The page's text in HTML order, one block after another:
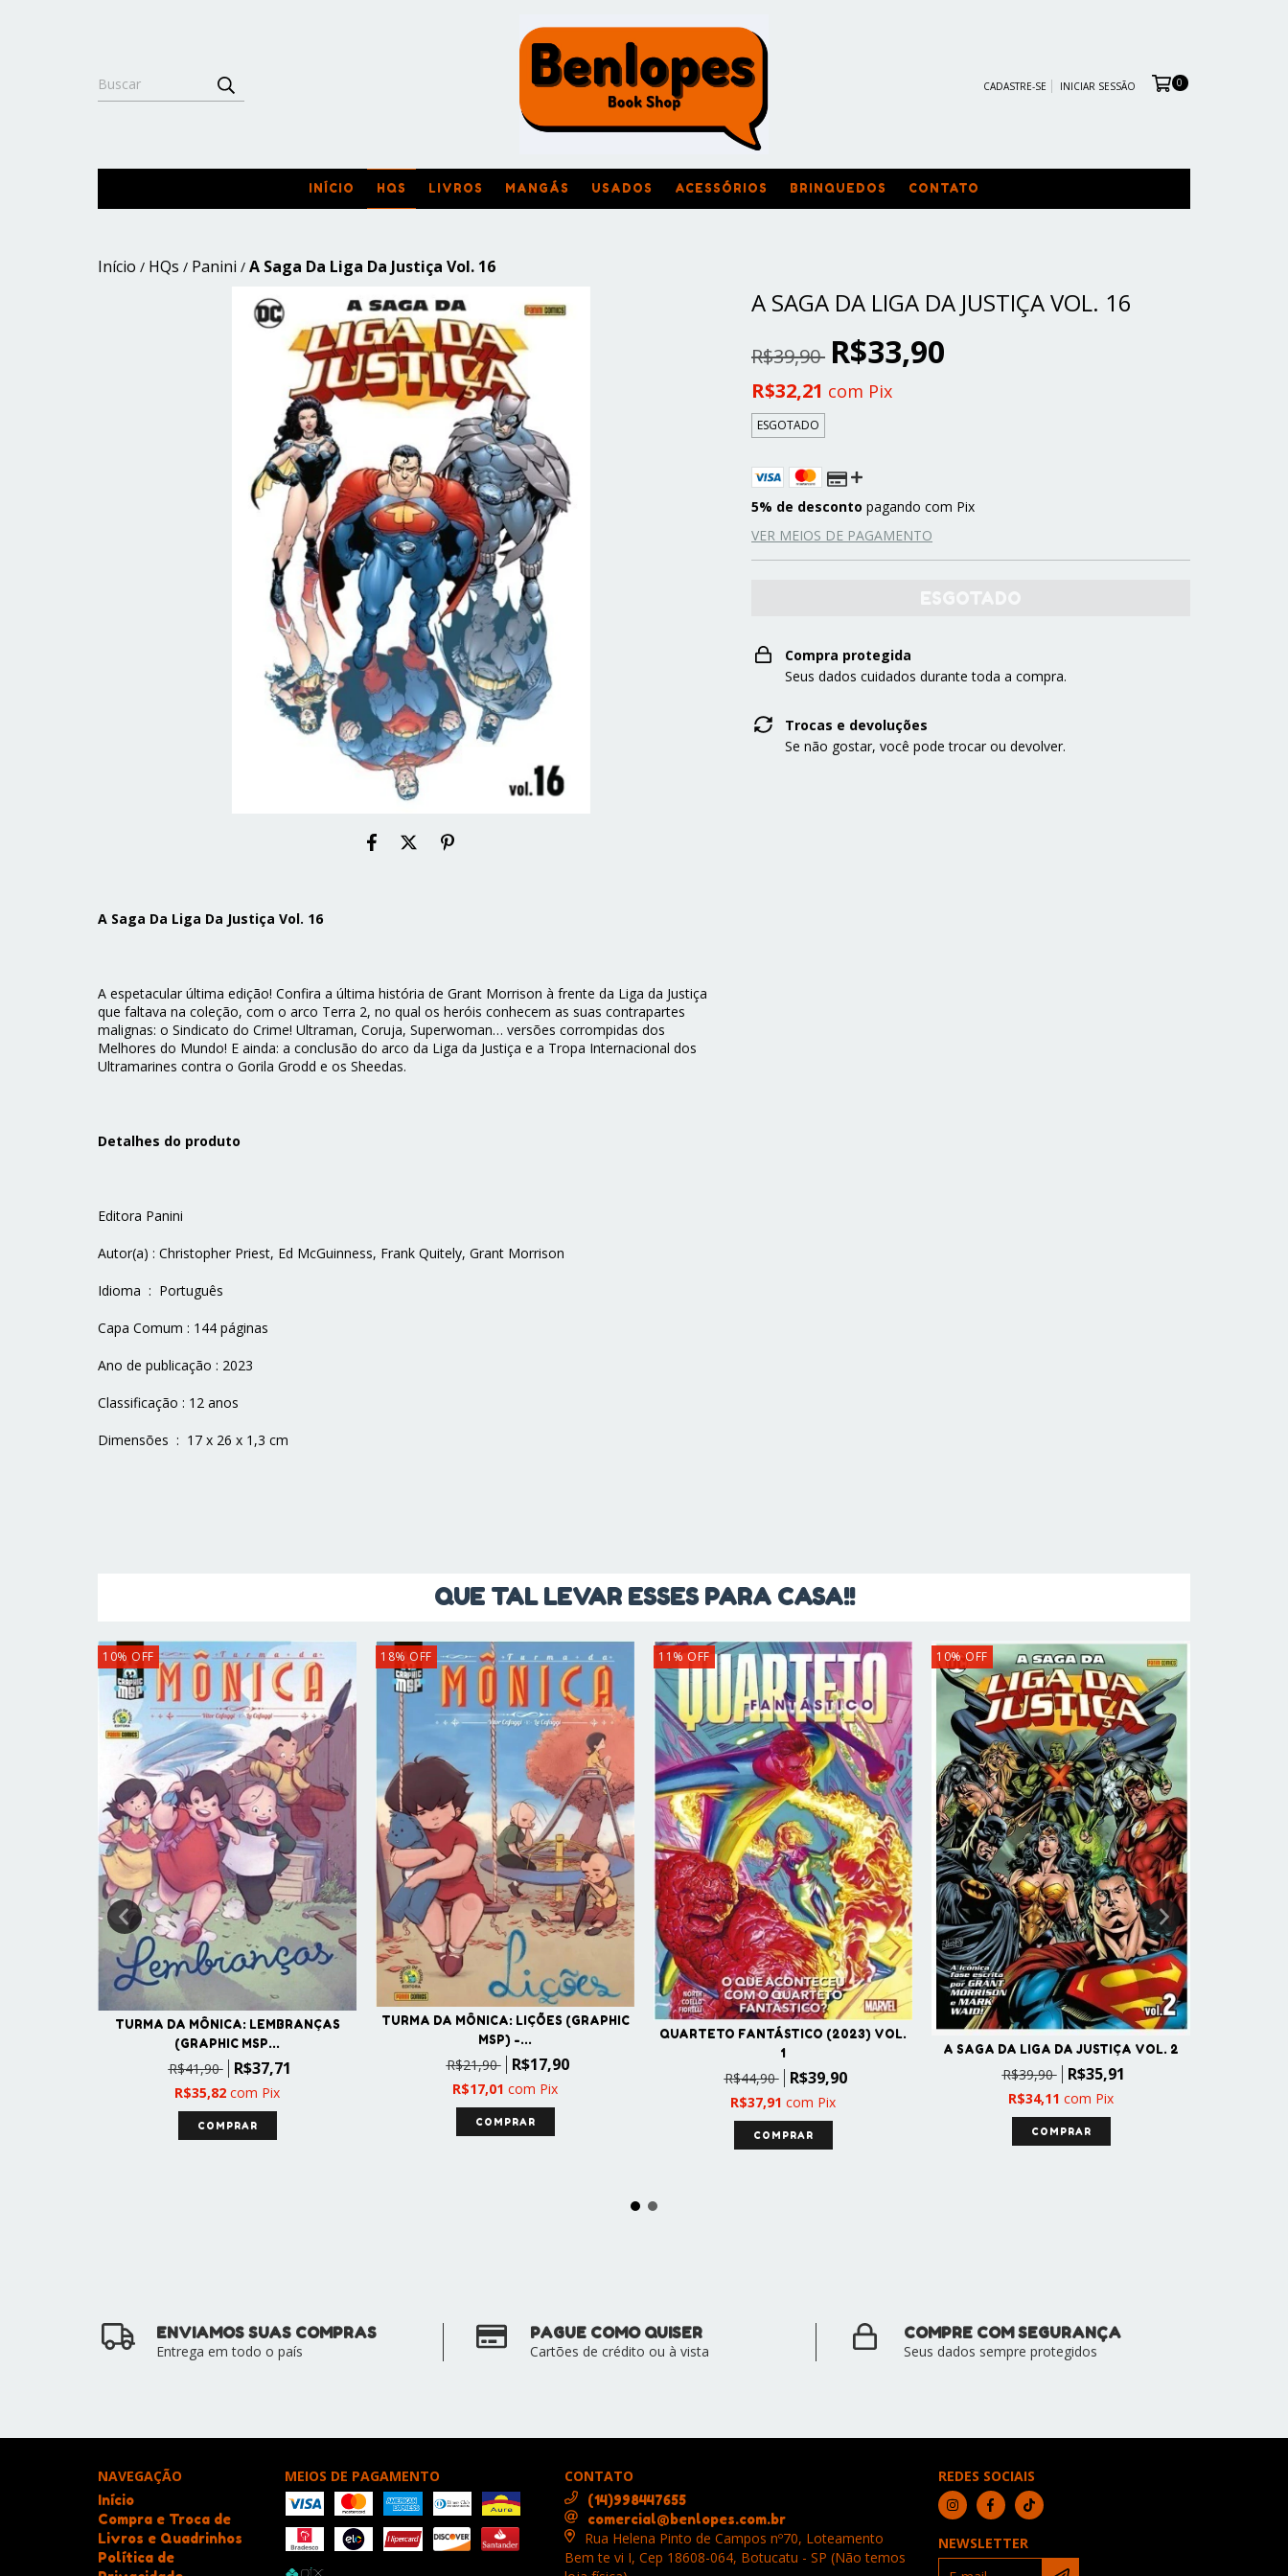
CADASTRE-SE INICIAR SESSÃO 0
INÍCIO HQS LIVROS MANGÁS USADOS ACESSÓRIOS BRINQUEDOS CONTATO
Início / HQs / Panini / A Saga Da Liga Da Justiça Vol. 16
A Saga Da Liga Da Justiça Vol. 16
A espetacular última edição! Confira a última história de Grant Morrison à frente da Liga da Justiça
que faltava na coleção, com o arco Terra 2, no qual os heróis conhecem as suas contrapartes
malignas: o Sindicato do Crime! Ultraman, Coruja, Superwoman… versões corrompidas dos
Melhores do Mundo! E ainda: a conclusão do arco da Liga da Justiça e a Tropa Internacional dos
Ultramarines contra o Gorila Grodd e os Sheedas.
Detalhes do produto
Editora Panini
Autor(a) : Christopher Priest, Ed McGuinness, Frank Quitely, Grant Morrison
Idioma ‏ : ‎ Português
Capa Comum : 144 páginas
Ano de publicação : 2023
Classificação : 12 anos
Dimensões ‏ : ‎ 17 x 26 x 1,3 cm
A SAGA DA LIGA DA JUSTIÇA VOL. 16
R$39,90 R$33,90
R$32,21 com Pix
ESGOTADO
5% de desconto pagando com Pix
VER MEIOS DE PAGAMENTO
Compra protegida
Seus dados cuidados durante toda a compra.
Trocas e devoluções
Se não gostar, você pode trocar ou devolver.
QUE TAL LEVAR ESSES PARA CASA!!
10% OFF
TURMA DA MÔNICA: LEMBRANÇAS
(GRAPHIC MSP...
R$41,90 R$37,71
R$35,82 com Pix
18% OFF
TURMA DA MÔNICA: LIÇÕES (GRAPHIC
MSP) -...
R$21,90 R$17,90
R$17,01 com Pix
11 % OFF
QUARTETO FANTÁSTICO (2023) VOL.
1
R$44,90 R$39,90
R$37,91 com Pix
10%OFF
A SAGA DA LIGA DA JUSTIÇA VOL. 2
R$39,90 R$35,91
R$34,11 com Pix
ENVIAMOS SUAS COMPRAS
Entrega em todo o país
PAGUE COMO QUISER
Cartões de crédito ou à vista
COMPRE COM SEGURANÇA
Seus dados sempre protegidos
NAVEGAÇÃO
Início
Compra e Troca de
Livros e Quadrinhos
Política de
MEIOS DE PAGAMENTO CONTATO
(14)998447655
comercial@benlopes.com.br
Rua Helena Pinto de Campos nº70, Loteamento
Bem te vi I, Cep 18608-064, Botucatu - SP (Não temos
REDES SOCIAIS
NEWSLETTER